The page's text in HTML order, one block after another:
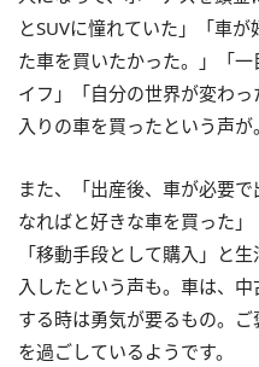
とSUVに憧れていた」「車
た車を買いたかった。」「
イフ」「自分の世界が変わ
入りの車を買ったという声が。
また、「出産後、車が必要
なればと好きな車を買った」
「移動手段として購入」と
入したという声も。車は、
する時は勇気が要るもの。
を過ごしているようです。